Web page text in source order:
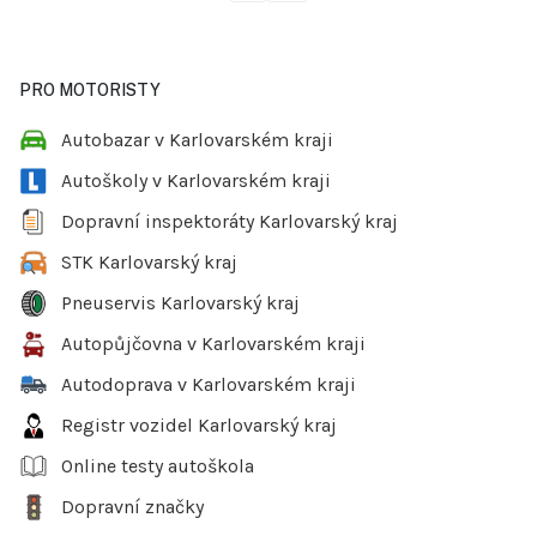
PRO MOTORISTY
Autobazar v Karlovarském kraji
Autoškoly v Karlovarském kraji
Dopravní inspektoráty Karlovarský kraj
STK Karlovarský kraj
Pneuservis Karlovarský kraj
Autopůjčovna v Karlovarském kraji
Autodoprava v Karlovarském kraji
Registr vozidel Karlovarský kraj
Online testy autoškola
Dopravní značky